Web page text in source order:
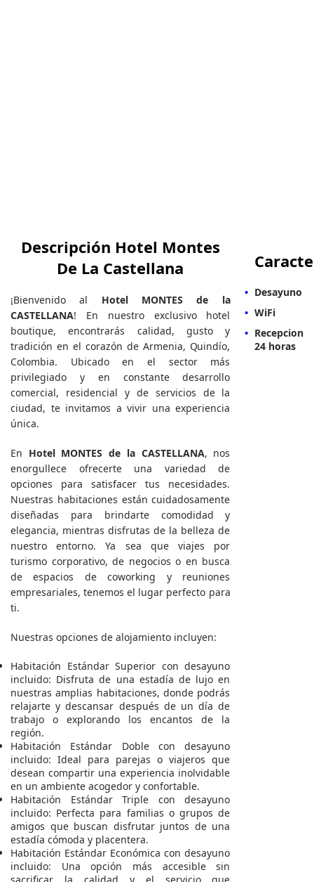
Descripción Hotel Montes
De La Castellana
¡Bienvenido al Hotel MONTES de la
CASTELLANA! En nuestro exclusivo hotel
boutique, encontrarás calidad, gusto y
tradición en el corazón de Armenia, Quindío,
Colombia. Ubicado en el sector más
privilegiado y en constante desarrollo
comercial, residencial y de servicios de la
ciudad, te invitamos a vivir una experiencia
única.
En Hotel MONTES de la CASTELLANA, nos
enorgullece ofrecerte una variedad de
opciones para satisfacer tus necesidades.
Nuestras habitaciones están cuidadosamente
diseñadas para brindarte comodidad y
elegancia, mientras disfrutas de la belleza de
nuestro entorno. Ya sea que viajes por
turismo corporativo, de negocios o en busca
de espacios de coworking y reuniones
empresariales, tenemos el lugar perfecto para
ti.
Nuestras opciones de alojamiento incluyen:
Habitación Estándar Superior con desayuno
incluido: Disfruta de una estadía de lujo en
nuestras amplias habitaciones, donde podrás
relajarte y descansar después de un día de
trabajo o explorando los encantos de la
región.
Habitación Estándar Doble con desayuno
incluido: Ideal para parejas o viajeros que
desean compartir una experiencia inolvidable
en un ambiente acogedor y confortable.
Habitación Estándar Triple con desayuno
incluido: Perfecta para familias o grupos de
amigos que buscan disfrutar juntos de una
estadía cómoda y placentera.
Habitación Estándar Económica con desayuno
incluido: Una opción más accesible sin
Desayuno
WiFi
Recepcion
24 horas